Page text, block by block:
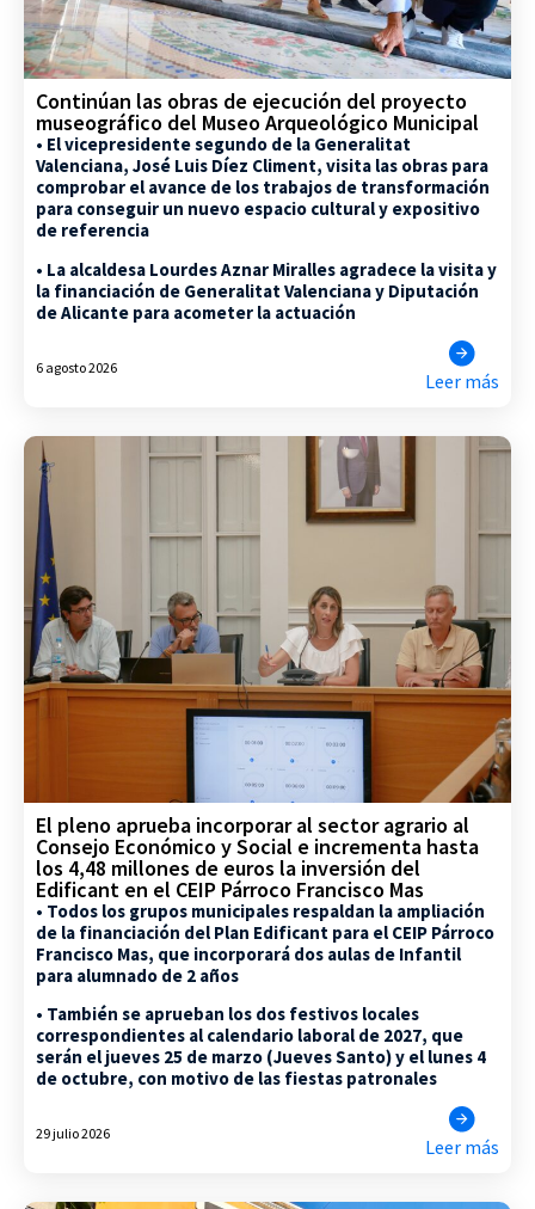
Continúan las obras de ejecución del proyecto
museográfico del Museo Arqueológico Municipal
• El vicepresidente segundo de la Generalitat
Valenciana, José Luis Díez Climent, visita las obras para
comprobar el avance de los trabajos de transformación
para conseguir un nuevo espacio cultural y expositivo
de referencia
• La alcaldesa Lourdes Aznar Miralles agradece la visita y
la financiación de Generalitat Valenciana y Diputación
de Alicante para acometer la actuación
6 agosto 2026
Leer más
El pleno aprueba incorporar al sector agrario al
Consejo Económico y Social e incrementa hasta
los 4,48 millones de euros la inversión del
Edificant en el CEIP Párroco Francisco Mas
• Todos los grupos municipales respaldan la ampliación
de la financiación del Plan Edificant para el CEIP Párroco
Francisco Mas, que incorporará dos aulas de Infantil
para alumnado de 2 años
• También se aprueban los dos festivos locales
correspondientes al calendario laboral de 2027, que
serán el jueves 25 de marzo (Jueves Santo) y el lunes 4
de octubre, con motivo de las fiestas patronales
29 julio 2026
Leer más